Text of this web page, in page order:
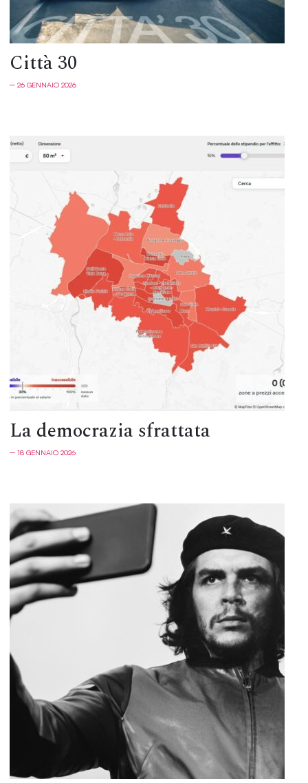
Città 30
─ 26 GENNAIO 2026
La democrazia sfrattata
─ 18 GENNAIO 2026